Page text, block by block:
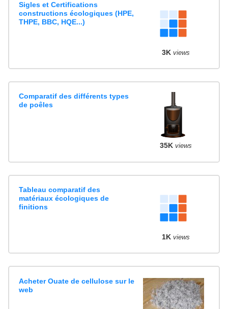
Sigles et Certifications
constructions écologiques (HPE,
THPE, BBC, HQE...)
3K views
Comparatif des différents types
de poêles
35K views
Tableau comparatif des
matériaux écologiques de
finitions
1K views
Acheter Ouate de cellulose sur le
web